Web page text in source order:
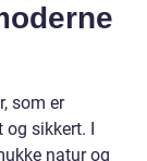
som er
sikkert. I
natur og